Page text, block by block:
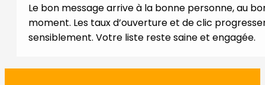
Le bon message arrive à la bonne personne, au
moment. Les taux d’ouverture et de clic
sensiblement. Votre liste reste saine et engagée.